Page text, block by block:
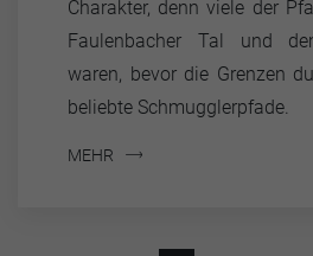
Charakter, denn viele der
Faulenbacher Tal und
waren, bevor die Grenzen
beliebte Schmugglerpfade.
MEHR